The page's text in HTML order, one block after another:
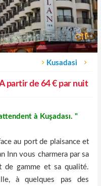
Kusadasi
partir de 64 € par nuit
à Kuşadası. "
au port de plaisance et
Inn vous charmera par sa
gamme et sa qualité.
à quelques pas des